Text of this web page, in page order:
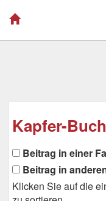
Kapfer-
Beitrag in einer
Beitrag in
Klicken Sie auf die